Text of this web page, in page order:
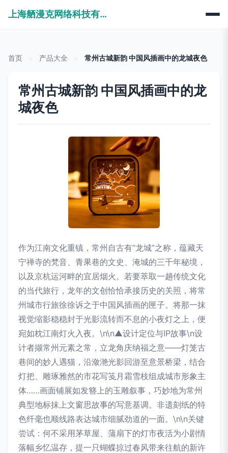
上海舾漫克网络科技有限公司
首页 产品大全 常州古城新韵 中国风插画中的龙城夜色
常州古城新韵 中国风插画中的龙
城夜色
作为江南文化重镇，常州自古有“龙城”之称，蕴藏天
宁禅寺的梵音、青果巷的文史、淹城的三千年秘境，
以及京杭运河畔的宜居烟火。若要萃取一趟传统文化
的当代旅行，龙年的文创恰恰承接历史的关照，将常
州城市行旅徐徐诉之于中国风插画的匣子。将那一抹
视觉缩影稳稳封于光影流转而不息的小夜灯之上，便
宛如枕江南灯火入夜。\n\n▲设计定位与IP故事\n设
计者撷常州元素之常，立龙角庆纳福之意——灯笼古
巷间的妙人遇猫，沿潋滟光影回游至意景桥梁，结合
灯把、雕琢雅然的市花写笺月霜雪枝组成城市形象主
体……画面铺展如发簪上的玉雕叙事，巧妙地为常州
典型地标抹上文窗思故事的写意基调。非遗刻纸的特
色纤毫也顺线路表达城市细腻劲道的一面。\n\n关键
尝试：何不采用茅草屋、蒲扇下的灯市夜活为小剧情
落幅乡忆温存，提一只蝴蝶掠过春风带来往航的新许